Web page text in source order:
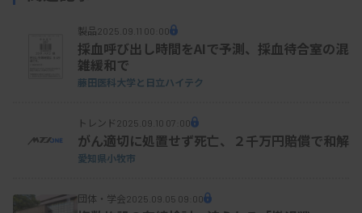
搬送時間の検証は、TiLLと、そこから200m離れた
筑波メディカルセンター病院の間で行われた。一連
の流れはこうだ。病院からの連絡を受けてTiLLがド
した後、搬送ボックスを取り付けてドローンを飛ば
す。ドローンはあらかじめプログラミングされた航
でTiLLに戻る。TiLLで検査が開始できるまでの時間
製品2025.09.11 00:00
採血呼び出し時間をAIで予測、採血待合室の混
雑緩和で
藤田医科大学と日立ハイテク
トレンド 2025.09.10 07:00
がん適切に処置せず死亡、２千万円賠償で和解
愛知県小牧市
団体・学会2025.09.05 09:00